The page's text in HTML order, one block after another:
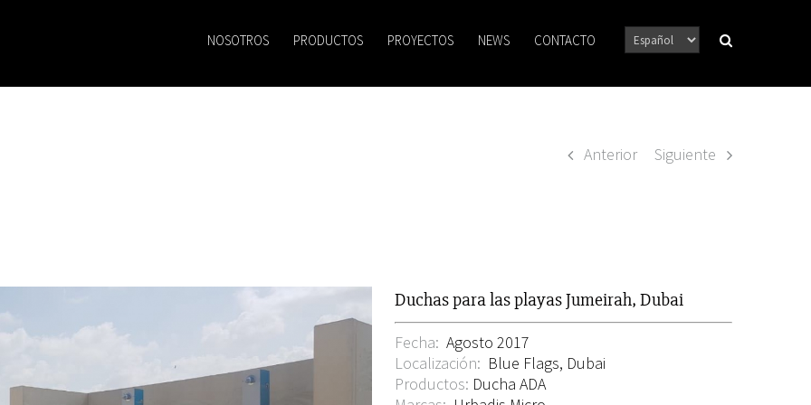
NOSOTROS PRODUCTOS PROYECTOS NEWS CONTACTO
Anterior Siguiente
Duchas para las playas Jumeirah, Dubai
Fecha: Agosto 2017
Localización: Blue Flags, Dubai
Productos: Ducha ADA